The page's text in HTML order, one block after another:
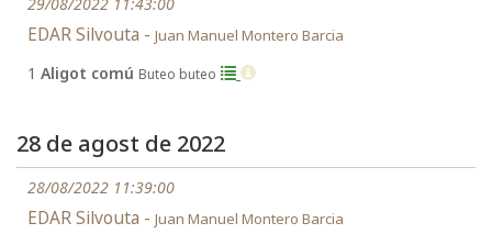
EDAR Silvouta - Juan Manuel Montero Barcia
1 Aligot comú Buteo buteo
28 de agost de 2022
28/08/2022 11:39:00
EDAR Silvouta - Juan Manuel Montero Barcia